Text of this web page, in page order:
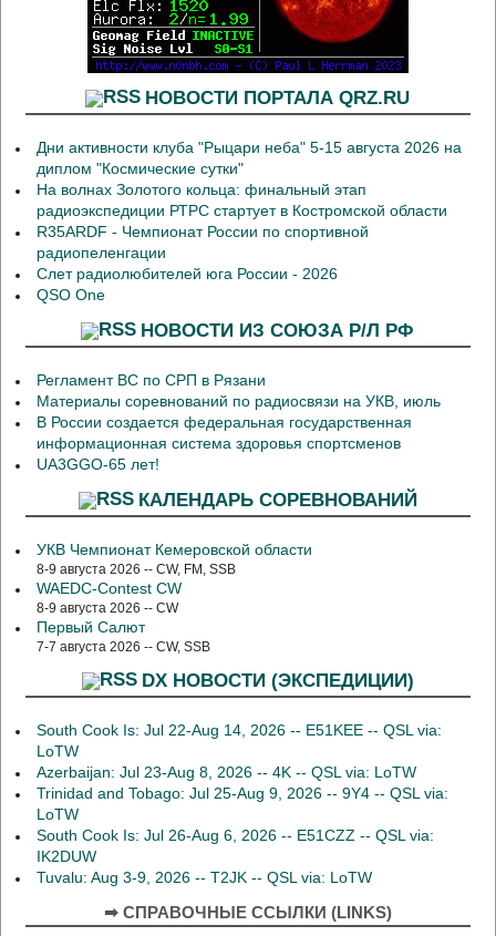
НОВОСТИ ПОРТАЛА QRZ.RU
Дни активности клуба "Рыцари неба" 5-15 августа 2026 на
диплом "Космические сутки"
На волнах Золотого кольца: финальный этап
радиоэкспедиции РТРС стартует в Костромской области
R35ARDF - Чемпионат России по спортивной
радиопеленгации
Слет радиолюбителей юга России - 2026
QSO One
НОВОСТИ ИЗ СОЮЗА Р/Л РФ
Регламент ВС по СРП в Рязани
Материалы соревнований по радиосвязи на УКВ, июль
В России создается федеральная государственная
информационная система здоровья спортсменов
UA3GGO-65 лет!
КАЛЕНДАРЬ СОРЕВНОВАНИЙ
УКВ Чемпионат Кемеровской области
8-9 августа 2026 -- CW, FM, SSB
WAEDC-Contest CW
8-9 августа 2026 -- CW
Первый Салют
7-7 августа 2026 -- CW, SSB
DX НОВОСТИ (ЭКСПЕДИЦИИ)
South Cook Is: Jul 22-Aug 14, 2026 -- E51KEE -- QSL via:
LoTW
Azerbaijan: Jul 23-Aug 8, 2026 -- 4K -- QSL via: LoTW
Trinidad and Tobago: Jul 25-Aug 9, 2026 -- 9Y4 -- QSL via:
LoTW
South Cook Is: Jul 26-Aug 6, 2026 -- E51CZZ -- QSL via:
IK2DUW
Tuvalu: Aug 3-9, 2026 -- T2JK -- QSL via: LoTW
➡ СПРАВОЧНЫЕ ССЫЛКИ (LINKS)